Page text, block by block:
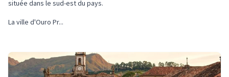
située dans le sud-est du pays.
La ville d'Ouro Pr...